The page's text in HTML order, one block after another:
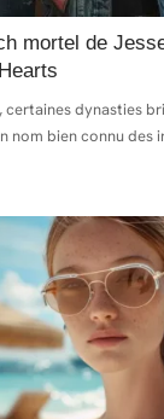
mortel de
certaines dynasties
nom bien connu des